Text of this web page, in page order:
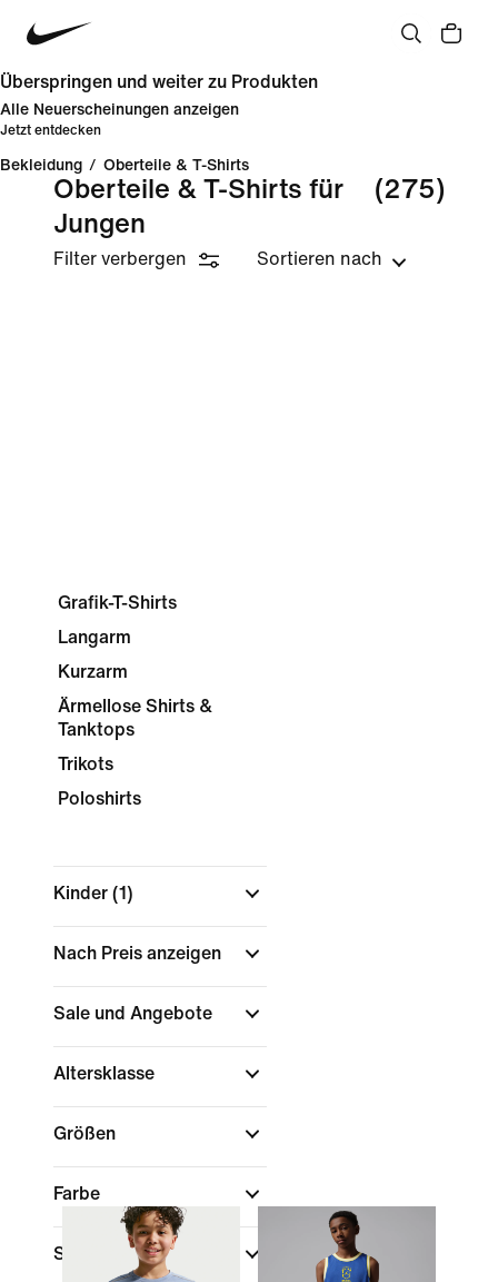
Überspringen und weiter zu Produkten
Alle Neuerscheinungen anzeigen
Jetzt entdecken
Bekleidung / Oberteile & T-Shirts
Oberteile & T-Shirts für
Jungen
(275)
Filter verbergen Sortieren nach
Grafik-T-Shirts
Langarm
Kurzarm
Ärmellose Shirts &
Tanktops
Trikots
Poloshirts
Kinder (1)
Nach Preis anzeigen
Sale und Angebote
Altersklasse
Größen
Farbe
Sport